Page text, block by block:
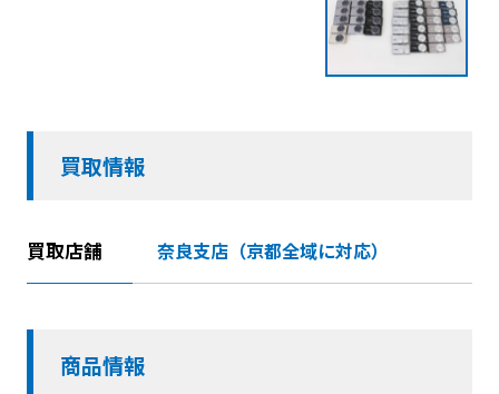
買取情報
買取店舗 奈良支店（京都全域に対応）
商品情報